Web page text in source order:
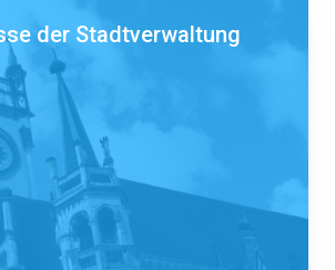
der Stadtverwaltung